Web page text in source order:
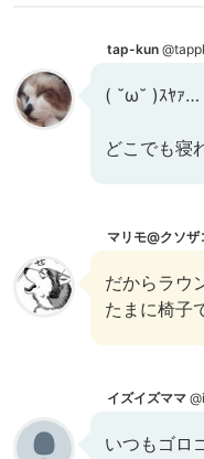
tap-kun
( ˘ω˘ )ｽﾔｧ
どこでも寝
マリモ@クソザ
だからラウ
たまに椅子
イズイズママ
いつもゴロ